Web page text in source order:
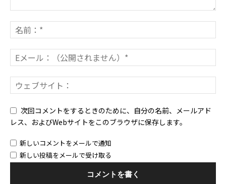
次回コメントをするときのために、自分の名前、メールアド
レス、およびWebサイトをこのブラウザに保存します。
新しいコメントをメールで通知
新しい投稿をメールで受け取る